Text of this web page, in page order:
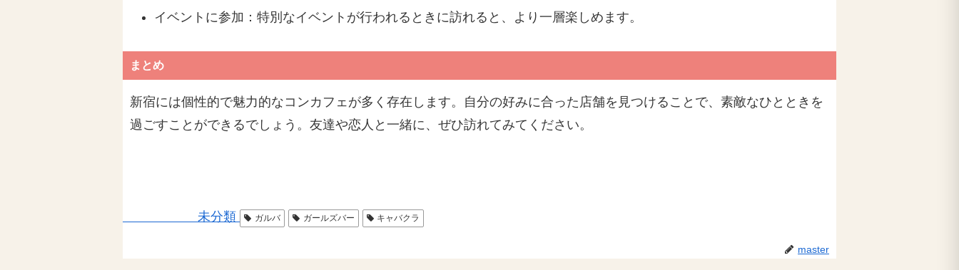
イベントに参加：特別なイベントが行われるときに訪れると、より一層楽しめます。
まとめ
新宿には個性的で魅力的なコンカフェが多く存在します。自分の好みに合った店舗を見つけることで、素敵なひとときを
過ごすことができるでしょう。友達や恋人と一緒に、ぜひ訪れてみてください。
未分類 ガルバ ガールズバー キャバクラ
master